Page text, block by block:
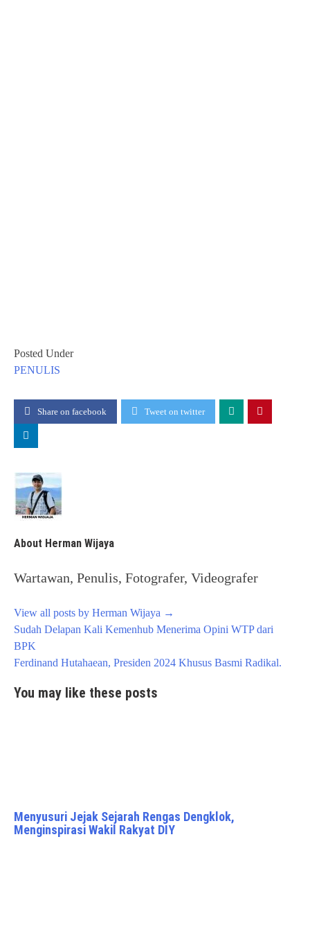
Posted Under
PENULIS
Share on facebook Tweet on twitter
About Herman Wijaya
Wartawan, Penulis, Fotografer, Videografer
View all posts by Herman Wijaya →
Post
navigation
Sudah Delapan Kali Kemenhub Menerima Opini WTP dari
BPK
Ferdinand Hutahaean, Presiden 2024 Khusus Basmi Radikal.
You may like these posts
Menyusuri Jejak Sejarah Rengas Dengklok,
Menginspirasi Wakil Rakyat DIY